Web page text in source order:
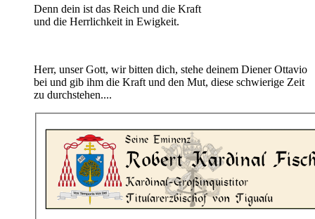
Denn dein ist das Reich und die Kraft
und die Herrlichkeit in Ewigkeit.
Herr, unser Gott, wir bitten dich, stehe deinem Diener Ottavio
bei und gib ihm die Kraft und den Mut, diese schwierige Zeit
zu durchstehen....